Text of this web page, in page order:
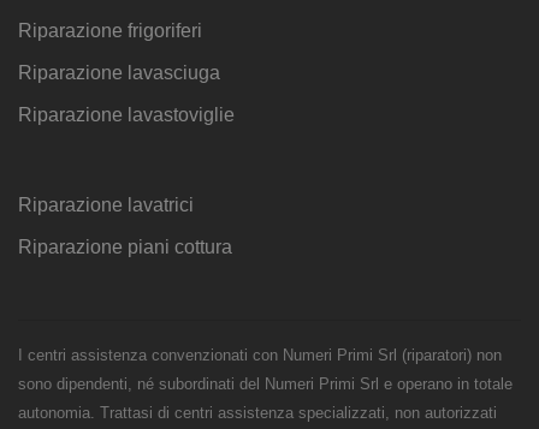
Riparazione frigoriferi
Riparazione lavasciuga
Riparazione lavastoviglie
Riparazione lavatrici
Riparazione piani cottura
I centri assistenza convenzionati con Numeri Primi Srl (riparatori) non
sono dipendenti, né subordinati del Numeri Primi Srl e operano in totale
autonomia. Trattasi di centri assistenza specializzati, non autorizzati